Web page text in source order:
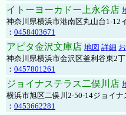
イトーヨーカドー上永谷店
神奈川県横浜市港南区丸山台1-12
： 0458403671
アピタ金沢文庫店 地図 詳細
神奈川県横浜市金沢区釜利谷東2
： 0457801261
ジョイナステラス二俣川店
横浜市旭区二俣川2-50-14ジョイ
： 0453662281